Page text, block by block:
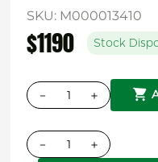
SKU: M000013410
$1190 Stock
＋
－
＋
－